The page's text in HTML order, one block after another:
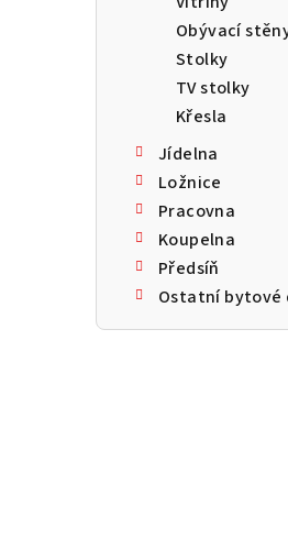
Obývací
Stolky
TV stolky
Křesla
Jídelna
Ložnice
Pracovna
Koupelna
Předsíň
Ostatní bytové